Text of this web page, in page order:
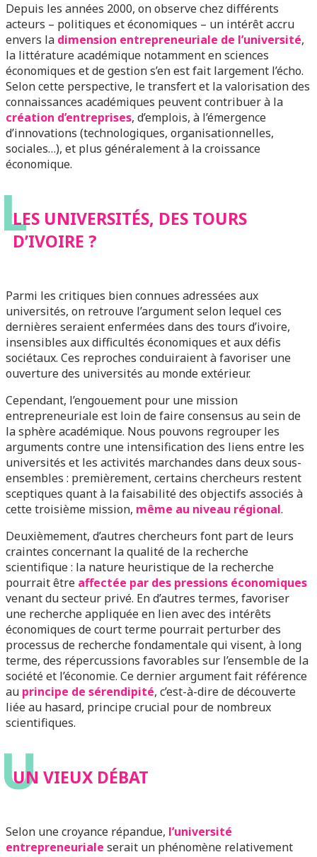
Depuis les années 2000, on observe chez différents
acteurs – politiques et économiques – un intérêt accru
envers la dimension entrepreneuriale de l’université,
la littérature académique notamment en sciences
économiques et de gestion s’en est fait largement l’écho.
Selon cette perspective, le transfert et la valorisation des
connaissances académiques peuvent contribuer à la
création d’entreprises, d’emplois, à l’émergence
d’innovations (technologiques, organisationnelles,
sociales…), et plus généralement à la croissance
économique.
L
LES UNIVERSITÉS, DES TOURS
D’IVOIRE ?
Parmi les critiques bien connues adressées aux
universités, on retrouve l’argument selon lequel ces
dernières seraient enfermées dans des tours d’ivoire,
insensibles aux difficultés économiques et aux défis
sociétaux. Ces reproches conduiraient à favoriser une
ouverture des universités au monde extérieur.
Cependant, l’engouement pour une mission
entrepreneuriale est loin de faire consensus au sein de
la sphère académique. Nous pouvons regrouper les
arguments contre une intensification des liens entre les
universités et les activités marchandes dans deux sous-
ensembles : premièrement, certains chercheurs restent
sceptiques quant à la faisabilité des objectifs associés à
cette troisième mission, même au niveau régional.
Deuxièmement, d’autres chercheurs font part de leurs
craintes concernant la qualité de la recherche
scientifique : la nature heuristique de la recherche
pourrait être affectée par des pressions économiques
venant du secteur privé. En d’autres termes, favoriser
une recherche appliquée en lien avec des intérêts
économiques de court terme pourrait perturber des
processus de recherche fondamentale qui visent, à long
terme, des répercussions favorables sur l’ensemble de la
société et l’économie. Ce dernier argument fait référence
au principe de sérendipité, c’est-à-dire de découverte
liée au hasard, principe crucial pour de nombreux
scientifiques.
U
UN VIEUX DÉBAT
Selon une croyance répandue, l’université
entrepreneuriale serait un phénomène relativement